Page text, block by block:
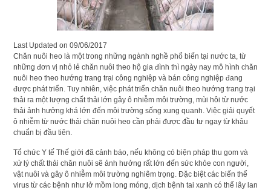
Last Updated on 09/06/2017
Chăn nuôi heo là một trong những ngành nghề phổ biến tại nước ta, từ
những đơn vị nhỏ lẻ chăn nuôi theo hộ gia đình thì ngày nay mô hình chăn
nuôi heo theo hướng trang trại công nghiệp và bán công nghiệp đang
được phát triển. Tuy nhiên, việc phát triển chăn nuôi theo hướng trang trại
thải ra một lượng chất thải lớn gây ô nhiễm môi trường, mùi hôi từ nước
thải ảnh hưởng khá lớn đến môi trường sống xung quanh. Việc giải quyết
ô nhiễm từ nước thải chăn nuôi heo cần phải được đầu tư ngay từ khâu
chuẩn bị đầu tiên.
Tổ chức Y tế Thế giới đã cảnh báo, nếu không có biện pháp thu gom và
xử lý chất thải chăn nuôi sẽ ảnh hưởng rất lớn đến sức khỏe con người,
vật nuôi và gây ô nhiễm môi trường nghiêm trọng. Đặc biệt các biến thể
virus từ các bệnh như lở mồm long móng, dịch bệnh tai xanh có thể lây lan